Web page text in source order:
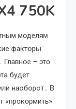
750K
моделям
факторы
– это
будет
наоборот․ В
«прокормить»